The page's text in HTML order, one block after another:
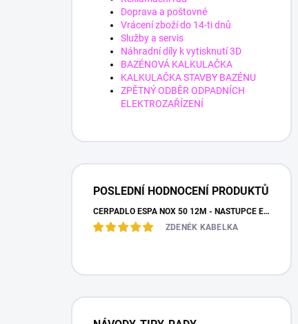
Doprava a poštovné
Vrácení zboží do 14-ti dnů
Služby a servis
Náhradní díly k vytisknutí 3D
BAZÉNOVÁ KALKULAČKA
KALKULAČKA STAVBY BAZÉNU
ZPĚTNÝ ODBĚR ODPADNÍCH
ELEKTROZAŘÍZENÍ
POSLEDNÍ HODNOCENÍ PRODUKTŮ
ČERPADLO ESPA NOX 50 12M - NÁSTUPCE ESPA IRIS
ZDENĚK KABELKA